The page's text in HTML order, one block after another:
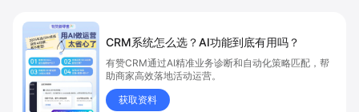
CRM系统怎么选？AI功能到底有用吗？
有赞CRM通过AI精准业务诊断和自动化策略匹配，帮
助商家高效落地活动运营。
获取资料